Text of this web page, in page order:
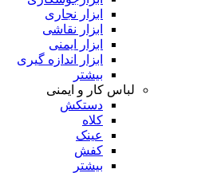
ابزار نجاری
ابزار نقاشی
ابزار ایمنی
ابزار اندازه گیری
بیشتر
لباس کار و ایمنی
دستکش
کلاه
عینک
کفش
بیشتر